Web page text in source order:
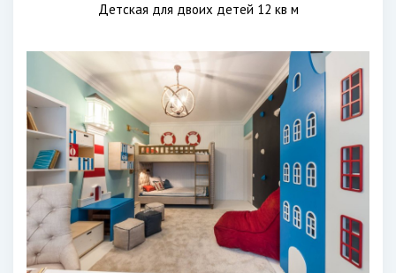
Детская для двоих детей 12 кв м